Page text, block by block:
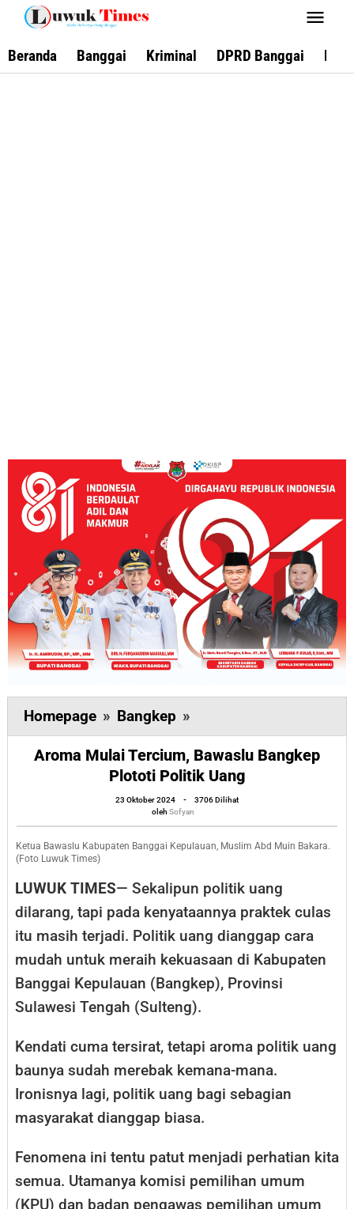
Lewati
konten
Beranda Banggai Kriminal DPRD Banggai
Homepage » Bangkep »
Mulai
Tercium,
Bawaslu
Bangkep
Plototi
Politik
Aroma Mulai Tercium, Bawaslu Bangkep
Plototi Politik Uang
23 Oktober 2024
oleh
Sofyan
-
3706 Dilihat
oleh Sofyan
Ketua Bawaslu Kabupaten Banggai Kepulauan, Muslim Abd Muin Bakara.
(Foto Luwuk Times)
LUWUK TIMES— Sekalipun politik uang
dilarang, tapi pada kenyataannya praktek culas
itu masih terjadi. Politik uang dianggap cara
mudah untuk meraih kekuasaan di Kabupaten
Banggai Kepulauan (Bangkep), Provinsi
Sulawesi Tengah (Sulteng).
Kendati cuma tersirat, tetapi aroma politik uang
baunya sudah merebak kemana-mana.
Ironisnya lagi, politik uang bagi sebagian
masyarakat dianggap biasa.
Fenomena ini tentu patut menjadi perhatian kita
semua. Utamanya komisi pemilihan umum
(KPU) dan badan pengawas pemilihan umum